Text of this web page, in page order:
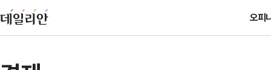
오피